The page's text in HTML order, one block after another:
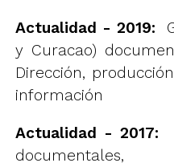
Actualidad - 2019:
y Curacao)
Dirección,
información
Actualidad - 2017: